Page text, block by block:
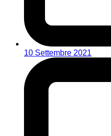
10 Settembre 2021